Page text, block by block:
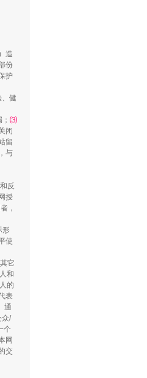
造
份
护
健
⑶
闭
留
与
反
授
，
形
使
它
和
的
表
通
众/
个
网
交